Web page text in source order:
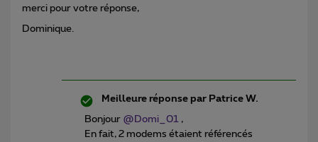
merci pour votre réponse,
Dominique.
Meilleure réponse par Patrice W.
Bonjour @Domi_01 ,
En fait, 2 modems étaient référencés